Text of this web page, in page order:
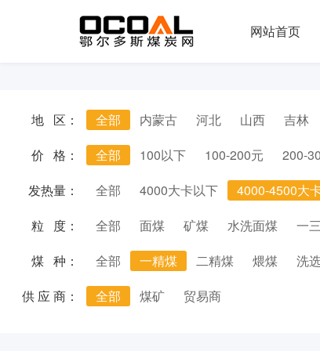
网站首页
地 区： 全部 内蒙古 河北 山西 吉林
价 格：
全部 100以下 100-200元 200-
发热量：
全部 4000大卡以下 4000-4500大
粒 度：
全部 面煤 矿煤 水洗面煤 一
煤 种：
全部 一精煤 二精煤 煨煤 洗
供 应 商：
全部 煤矿 贸易商